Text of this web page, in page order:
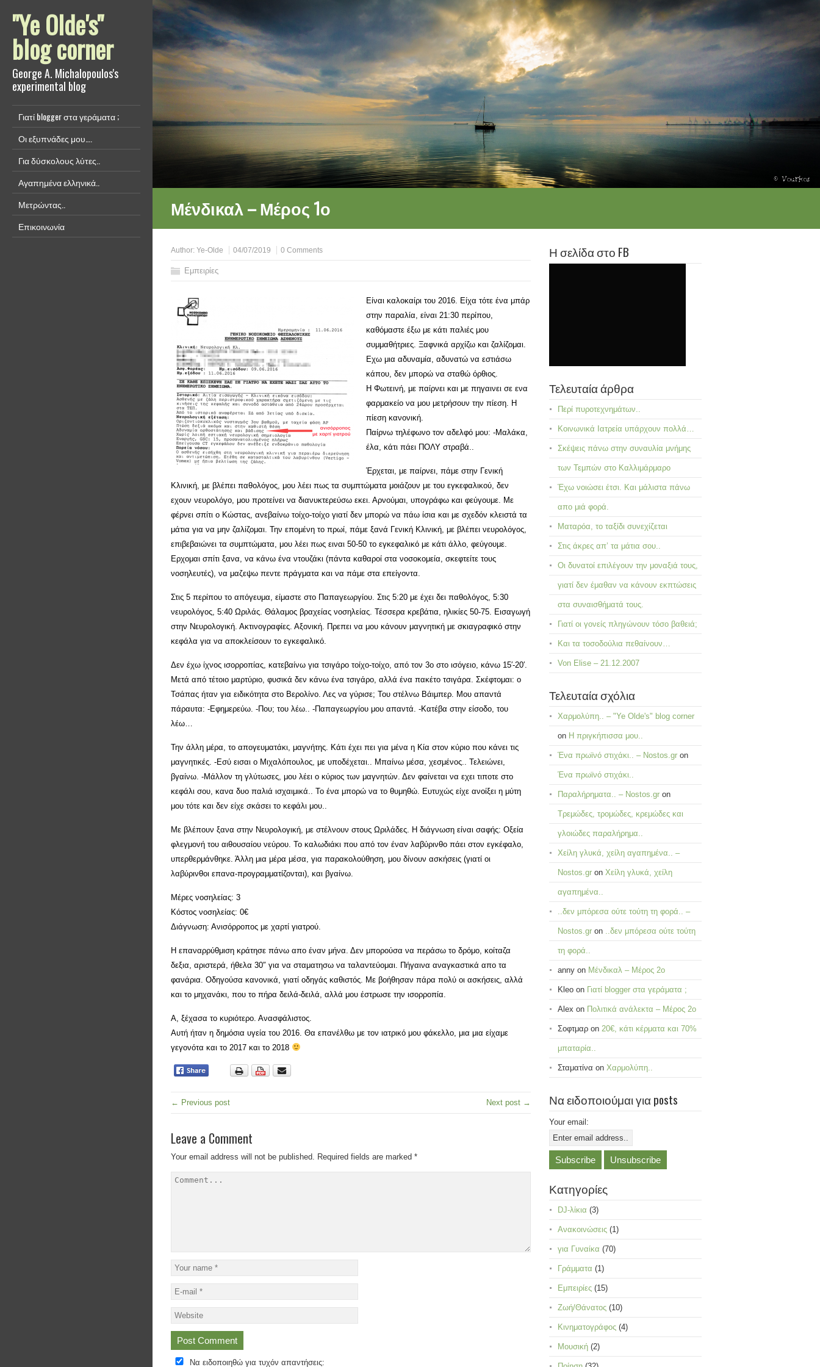
"Ye Olde's"
blog corner
George A. Michalopoulos's
experimental blog
Γιατί blogger στα γεράματα ;
Οι εξυπνάδες μου….
Για δύσκολους λύτες..
Αγαπημένα ελληνικά..
Μετρώντας..
Επικοινωνία
Μένδικαλ – Μέρος 1ο
Author: Ye-Olde 04/07/2019 0 Comments
Εμπειρίες
Είναι καλοκαίρι του 2016. Είχα τότε ένα μπάρ
στην παραλία, είναι 21:30 περίπου,
καθόμαστε έξω με κάτι παλιές μου
συμμαθήτριες. Ξαφνικά αρχίζω και ζαλίζομαι.
Εχω μια αδυναμία, αδυνατώ να εστιάσω
κάπου, δεν μπορώ να σταθώ όρθιος.
Η Φωτεινή, με παίρνει και με πηγαινει σε ενα
φαρμακείο να μου μετρήσουν την πίεση. Η
πίεση κανονική.
Παίρνω τηλέφωνο τον αδελφό μου: -Μαλάκα,
έλα, κάτι πάει ΠΟΛΥ στραβά..
Έρχεται, με παίρνει, πάμε στην Γενική
Κλινική, με βλέπει παθολόγος, μου λέει πως τα συμπτώματα μοιάζουν με του εγκεφαλικού, δεν
εχουν νευρολόγο, μου προτείνει να διανυκτερεύσω εκει. Αρνούμαι, υπογράφω και φεύγουμε. Με
φέρνει σπίτι ο Κώστας, ανεβαίνω τοίχο-τοίχο γιατί δεν μπορώ να πάω ίσια και με σχεδόν κλειστά τα
μάτια για να μην ζαλίζομαι. Την επομένη το πρωί, πάμε ξανά Γενική Κλινική, με βλέπει νευρολόγος,
επιβεβαιώνει τα συμπτώματα, μου λέει πως ειναι 50-50 το εγκεφαλικό με κάτι άλλο, φεύγουμε.
Ερχομαι σπίτι ξανα, να κάνω ένα ντουζάκι (πάντα καθαροί στα νοσοκομεία, σκεφτείτε τους
νοσηλευτές), να μαζεψω πεντε πράγματα και να πάμε στα επείγοντα.
Στις 5 περίπου το απόγευμα, είμαστε στο Παπαγεωργίου. Στις 5:20 με έχει δει παθολόγος, 5:30
νευρολόγος, 5:40 Ωριλάς. Θάλαμος βραχείας νοσηλείας. Τέσσερα κρεβάτια, ηλικίες 50-75. Εισαγωγή
στην Νευρολογική. Ακτινογραφίες. Αξονική. Πρεπει να μου κάνουν μαγνητική με σκιαγραφικό στην
κεφάλα για να αποκλείσουν το εγκεφαλικό.
Δεν έχω ίχνος ισορροπίας, κατεβαίνω για τσιγάρο τοίχο-τοίχο, από τον 3ο στο ισόγειο, κάνω 15′-20′.
Μετά από τέτοιο μαρτύριο, φυσικά δεν κάνω ένα τσιγάρο, αλλά ένα πακέτο τσιγάρα. Σκέφτομαι: ο
Τσάπας ήταν για ειδικότητα στο Βερολίνο. Λες να γύρισε; Του στέλνω Βάιμπερ. Μου απαντά
πάραυτα: -Εφημερεύω. -Που; του λέω.. -Παπαγεωργίου μου απαντά. -Κατέβα στην είσοδο, του
λέω…
Την άλλη μέρα, το απογευματάκι, μαγνήτης. Κάτι έχει πει για μένα η Κία στον κύριο που κάνει τις
μαγνητικές. -Εσύ εισαι ο Μιχαλόπουλος, με υποδέχεται.. Μπαίνω μέσα, χεσμένος.. Τελειώνει,
βγαίνω. -Μάλλον τη γλύτωσες, μου λέει ο κύριος των μαγνητών. Δεν φαίνεται να εχει τιποτε στο
κεφάλι σου, κανα δυο παλιά ισχαιμικά.. Το ένα μπορώ να το θυμηθώ. Ευτυχώς είχε ανοίξει η μύτη
μου τότε και δεν είχε σκάσει το κεφάλι μου..
Με βλέπουν ξανα στην Νευρολογική, με στέλνουν στους Ωριλάδες. Η διάγνωση είναι σαφής: Οξεία
φλεγμονή του αιθουσαίου νεύρου. Το καλωδιάκι που από τον έναν λαβύρινθο πάει στον εγκέφαλο,
υπερθερμάνθηκε. Άλλη μια μέρα μέσα, για παρακολούθηση, μου δίνουν ασκήσεις (γιατί οι
λαβύρινθοι επανα-προγραμματίζονται), και βγαίνω.
Μέρες νοσηλείας: 3
Κόστος νοσηλείας: 0€
Διάγνωση: Ανισόρροπος με χαρτί γιατρού.
Η επαναρρύθμιση κράτησε πάνω απο έναν μήνα. Δεν μπορούσα να περάσω το δρόμο, κοίταζα
δεξια, αριστερά, ήθελα 30″ για να σταματησω να ταλαντεύομαι. Πήγαινα αναγκαστικά απο τα
φανάρια. Οδηγούσα κανονικά, γιατί οδηγάς καθιστός. Με βοήθησαν πάρα πολύ οι ασκήσεις, αλλά
και το μηχανάκι, που το πήρα δειλά-δειλά, αλλά μου έστρωσε την ισορροπία.
Α, ξέχασα το κυριότερο. Ανασφάλιστος.
Αυτή ήταν η δημόσια υγεία του 2016. Θα επανέλθω με τον ιατρικό μου φάκελλο, μια μια είχαμε
γεγονότα και το 2017 και το 2018
← Previous post Next post →
Leave a Comment
Your email address will not be published. Required fields are marked *
Να ειδοποιηθώ για τυχόν απαντήσεις:
Η σελίδα στο FB
Τελευταία άρθρα
Περί πυροτεχνημάτων..
Κοινωνικά Ιατρεία υπάρχουν πολλά…
Σκέψεις πάνω στην συναυλία μνήμης
των Τεμπών στο Καλλιμάρμαρο
Έχω νοιώσει έτσι. Και μάλιστα πάνω
απο μιά φορά.
Ματαρόα, το ταξίδι συνεχίζεται
Στις άκρες απ’ τα μάτια σου..
Οι δυνατοί επιλέγουν την μοναξιά τους,
γιατί δεν έμαθαν να κάνουν εκπτώσεις
στα συναισθήματά τους.
Γιατί οι γονείς πληγώνουν τόσο βαθειά;
Και τα τοσοδούλια πεθαίνουν…
Von Elise – 21.12.2007
Τελευταία σχόλια
Χαρμολύπη.. – "Ye Olde's" blog corner
on Η πριγκήπισσα μου..
Ένα πρωϊνό στιχάκι.. – Nostos.gr on
Ένα πρωϊνό στιχάκι..
Παραλήρηματα.. – Nostos.gr on
Τρεμώδες, τρομώδες, κρεμώδες και
γλοιώδες παραλήρημα..
Χείλη γλυκά, χείλη αγαπημένα.. –
Nostos.gr on Χείλη γλυκά, χείλη
αγαπημένα..
..δεν μπόρεσα ούτε τούτη τη φορά.. –
Nostos.gr on ..δεν μπόρεσα ούτε τούτη
τη φορά..
anny on Μένδικαλ – Μέρος 2ο
Kleo on Γιατί blogger στα γεράματα ;
Alex on Πολιτικά ανάλεκτα – Μέρος 2ο
Σοφτμαρ on 20€, κάτι κέρματα και 70%
μπαταρία..
Σταματίνα on Χαρμολύπη..
Να ειδοποιούμαι για posts
Your email:
Κατηγορίες
DJ-λίκια (3)
Ανακοινώσεις (1)
για Γυναίκα (70)
Γράμματα (1)
Εμπειρίες (15)
Ζωή/Θάνατος (10)
Κινηματογράφος (4)
Μουσική (2)